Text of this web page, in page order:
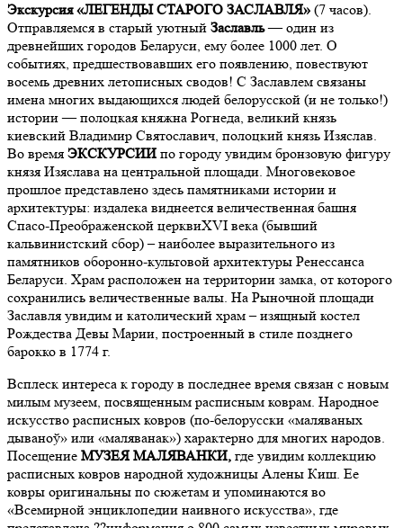
Экскурсия «ЛЕГЕНДЫ СТАРОГО ЗАСЛАВЛЯ» (7 часов).
Отправляемся в старый уютный Заславль— один из
древнейших городов Беларуси, ему более 1000 лет. О
событиях, предшествовавших его появлению, повествуют
восемь древних летописных сводов! С Заславлем связаны
имена многих выдающихся людей белорусской (и не только!)
истории — полоцкая княжна Рогнеда, великий князь
киевский Владимир Святославич, полоцкий князь Изяслав.
Во время ЭКСКУРСИИ по городу увидим бронзовую фигуру
князя Изяслава на центральной площади. Многовековое
прошлое представлено здесь памятниками истории и
архитектуры: издалека виднеется величественная башня
Спасо-Преображенской церквиXVI века (бывший
кальвинистский сбор) – наиболее выразительного из
памятников оборонно-культовой архитектуры Ренессанса
Беларуси. Храм расположен на территории замка, от которого
сохранились величественные валы. На Рыночной площади
Заславля увидим и католический храм – изящный костел
Рождества Девы Марии, построенный в стиле позднего
барокко в 1774 г.
Всплеск интереса к городу в последнее время связан с новым
милым музеем, посвященным расписным коврам. Народное
искусство расписных ковров (по-белорусски «маляваных
дываноў» или «маляванак») характерно для многих народов.
Посещение МУЗЕЯ МАЛЯВАНКИ, где увидим коллекцию
расписных ковров народной художницы Алены Киш. Ее
ковры оригинальны по сюжетам и упоминаются во
«Всемирной энциклопедии наивного искусства», где